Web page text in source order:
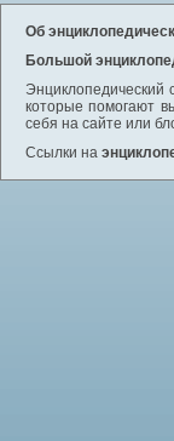
Об
Большой
Энциклопедический
которые помогают
себя на сайте или
Ссылки на